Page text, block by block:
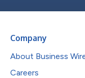
Company
About Business
Careers